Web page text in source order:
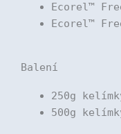
Ecorel™
Ecorel™
Balení
250g
500g